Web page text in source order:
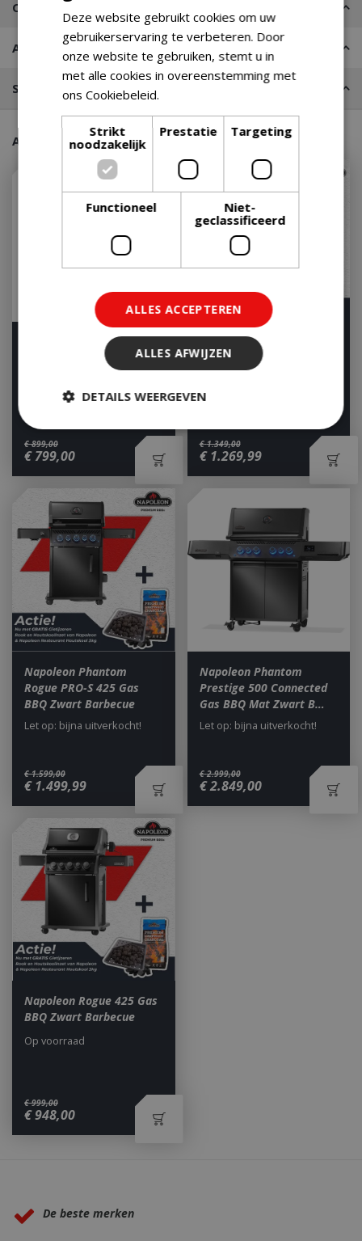
Contact
Advies nodig?
Stel een vraag
Aanraders van onze klanten
Weber Spirit EP-435
Gasbarbecue Gas BBQ
EP435 Barbecue Zwar…
€ 899,00
€ 799,00
Let op: bijna uitverkocht!
Napoleon Rogue PRO-S
425 Gas BBQ Zwart
Barbecue
€ 1.349,00
€ 1.269,99
Let op: bijna uitverkocht!
Napoleon Phantom
Rogue PRO-S 425 Gas
BBQ Zwart Barbecue
€ 1.599,00
€ 1.499,99
Let op: bijna uitverkocht!
Napoleon Phantom
Prestige 500 Connected
Gas BBQ Mat Zwart B…
€ 2.999,00
€2.849,00
Let op: bijna uitverkocht!
Napoleon Rogue 425 Gas
BBQ Zwart Barbecue
€ 999,00
€948,00
Op voorraad
De beste merken
Deze website gebruikt cookies om uw
gebruikerservaring te verbeteren. Door
onze website te gebruiken, stemt u in
met alle cookies in overeenstemming met
ons Cookiebeleid.
Strikt
noodzakelijk
Prestatie Targeting
Functioneel
Niet-
geclassificeerd
ALLES ACCEPTEREN
ALLES AFWIJZEN
DETAILS WEERGEVEN
Strikt noodzakelijk
Prestatie
Niet-geclassificeerd
Strikt noodzakelijke cookies maken de
kernfunctionaliteiten van de website mogelijk,
zoals gebruikersaanmelding en accountbeheer.
De website kan niet goed worden gebruikt zonder
de strikt noodzakelijke cookies.
Naam
Domein
__cf_bm
Cloudflare Inc.
29
_ga
Google LLC
1 jaar
_gid